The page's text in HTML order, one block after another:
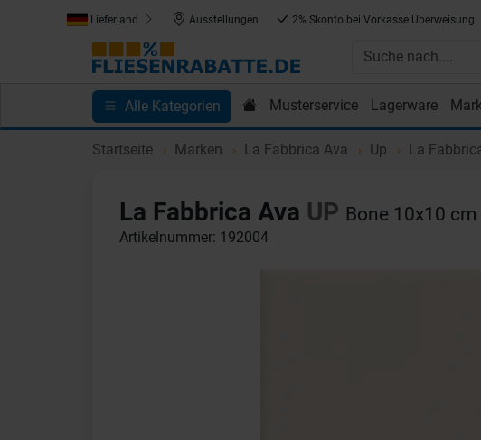
Lieferland Ausstellungen 2% Skonto bei Vorkasse Überweisung
Alle Kategorien Musterservice Lagerware
Kundenprojekte Blog Einkaufen bei Fliesenrabatte.de
Startseite Marken La Fabbrica Ava Up La
La Fabbrica Ava UP Bone 10x10
Artikelnummer: 192004